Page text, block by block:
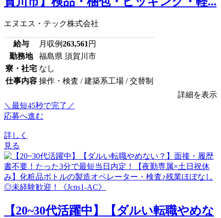
エヌエス・テック株式会社
給与 月収例263,561円
勤務地
福島県 須賀川市
寮・社宅 なし
仕事内容 操作・検査 / 建築系工場 / 交替制
詳細を表示
＼最短45秒で完了／
応募へ進む
詳しく
見る
【20~30代活躍中】【ダルい転職やめな